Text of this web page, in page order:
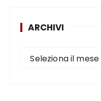
ARCHIVI
Seleziona il mese